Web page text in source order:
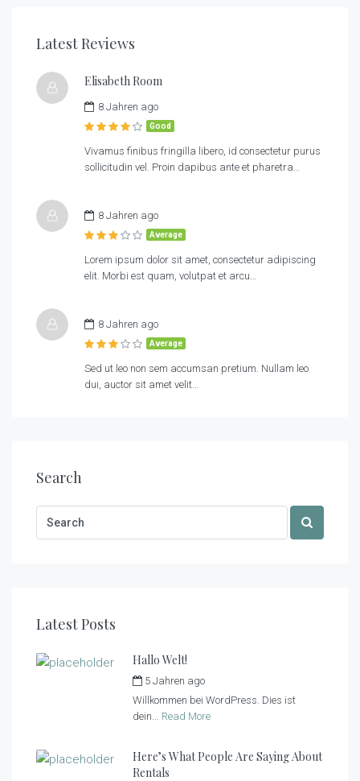
Latest Reviews
Elisabeth Room
8 Jahren ago
Good
Vivamus finibus fringilla libero, id consectetur purus
sollicitudin vel. Proin dapibus ante et pharetra…
8 Jahren ago
Average
Lorem ipsum dolor sit amet, consectetur adipiscing
elit. Morbi est quam, volutpat et arcu…
8 Jahren ago
Average
Sed ut leo non sem accumsan pretium. Nullam leo
dui, auctor sit amet velit…
Search
Latest Posts
Hallo Welt!
5 Jahren ago
Willkommen bei WordPress. Dies ist
dein... Read More
Here’s What People Are Saying About
Rentals